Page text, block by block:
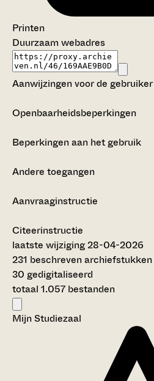
Printen
Duurzaam webadres
Aanwijzingen voor de gebruiker
Openbaarheidsbeperkingen
Beperkingen aan het gebruik
Andere toegangen
Aanvraaginstructie
Citeerinstructie
laatste wijziging 28-04-2026
231 beschreven archiefstukken
30 gedigitaliseerd
totaal 1.057 bestanden
Mijn Studiezaal